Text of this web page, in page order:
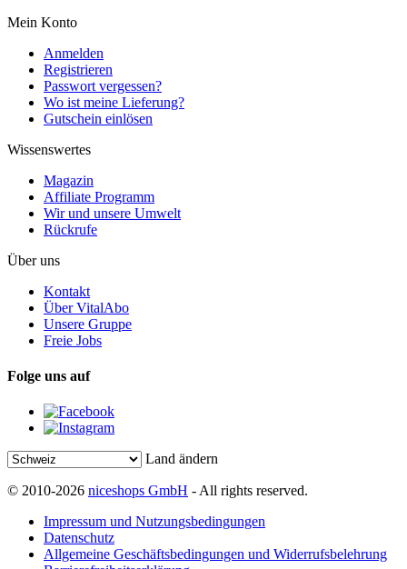
Mein Konto
Anmelden
Registrieren
Passwort vergessen?
Wo ist meine Lieferung?
Gutschein einlösen
Wissenswertes
Magazin
Affiliate Programm
Wir und unsere Umwelt
Rückrufe
Über uns
Kontakt
Über VitalAbo
Unsere Gruppe
Freie Jobs
Folge uns auf
Land ändern
© 2010-2026 niceshops GmbH - All rights reserved.
Impressum und Nutzungsbedingungen
Datenschutz
Allgemeine Geschäftsbedingungen und Widerrufsbelehrung